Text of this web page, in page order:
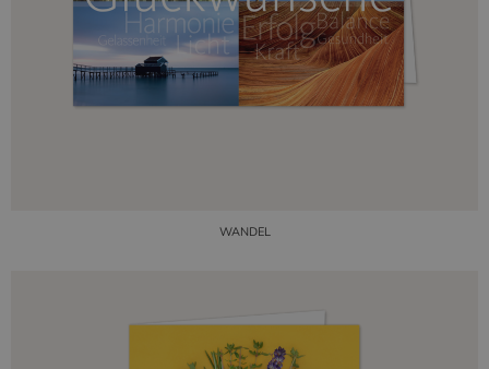
WANDEL